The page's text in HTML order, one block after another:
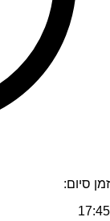
זמן סיום:
17:45